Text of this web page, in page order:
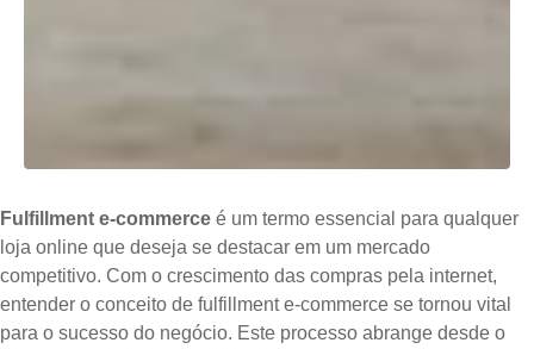
Fulfillment e-commerce é um termo essencial para qualquer
loja online que deseja se destacar em um mercado
competitivo. Com o crescimento das compras pela internet,
entender o conceito de fulfillment e-commerce se tornou vital
para o sucesso do negócio. Este processo abrange desde o